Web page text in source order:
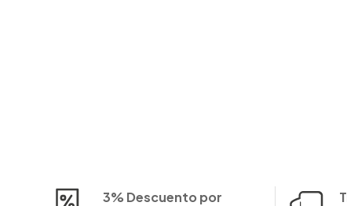
3% Descuento por